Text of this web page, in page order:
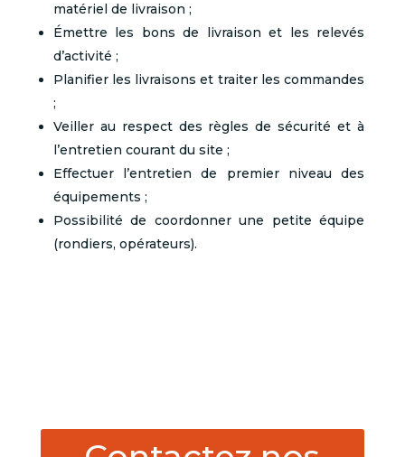
matériel de livraison ;
Émettre les bons de livraison et les relevés
d’activité ;
Planifier les livraisons et traiter les commandes
;
Veiller au respect des règles de sécurité et à
l’entretien courant du site ;
Effectuer l’entretien de premier niveau des
équipements ;
Possibilité de coordonner une petite équipe
(rondiers, opérateurs).